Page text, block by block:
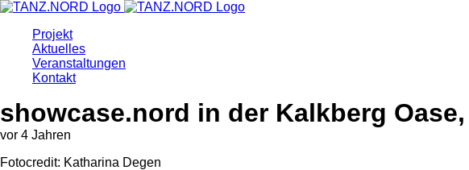
Projekt
Aktuelles
Veranstaltungen
Kontakt
showcase.nord in der Kalkberg
vor 4 Jahren
Fotocredit: Katharina Degen